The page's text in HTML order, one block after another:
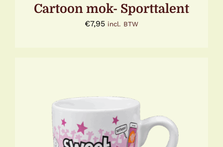
Cartoon mok- Sporttalent
€7,95 incl. BTW